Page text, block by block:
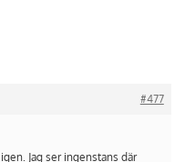
#477
Jag ser ingenstans där